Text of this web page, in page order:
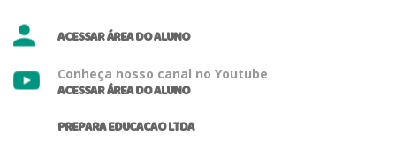
ACESSAR ÁREA DO ALUNO
Conheça nosso canal no Youtube
ACESSAR ÁREA DO ALUNO
PREPARA EDUCACAO LTDA